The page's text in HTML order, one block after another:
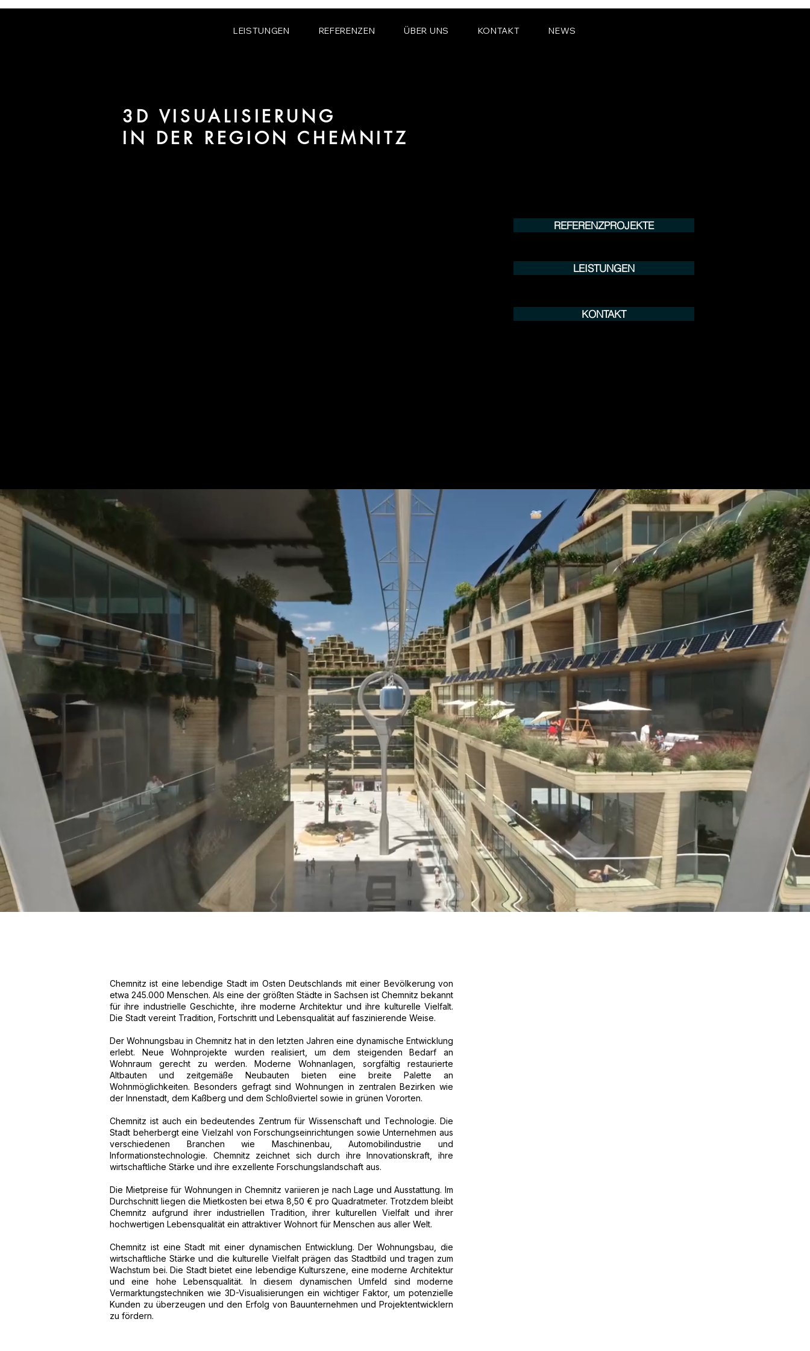
LEISTUNGEN REFERENZEN ÜBER UNS KONTAKT NEWS
3D VISUALISIERUNG
IN DER REGION CHEMNITZ
KONTAKT
LEISTUNGEN
REFERENZPROJEKTE
Chemnitz ist eine lebendige Stadt im Osten Deutschlands mit einer Bevölkerung von
etwa 245.000 Menschen. Als eine der größten Städte in Sachsen ist Chemnitz bekannt
für ihre industrielle Geschichte, ihre moderne Architektur und ihre kulturelle Vielfalt.
Die Stadt vereint Tradition, Fortschritt und Lebensqualität auf faszinierende Weise.
Der Wohnungsbau in Chemnitz hat in den letzten Jahren eine dynamische Entwicklung
erlebt. Neue Wohnprojekte wurden realisiert, um dem steigenden Bedarf an
Wohnraum gerecht zu werden. Moderne Wohnanlagen, sorgfältig restaurierte
Altbauten und zeitgemäße Neubauten bieten eine breite Palette an
Wohnmöglichkeiten. Besonders gefragt sind Wohnungen in zentralen Bezirken wie
der Innenstadt, dem Kaßberg und dem Schloßviertel sowie in grünen Vororten.
Chemnitz ist auch ein bedeutendes Zentrum für Wissenschaft und Technologie. Die
Stadt beherbergt eine Vielzahl von Forschungseinrichtungen sowie Unternehmen aus
verschiedenen Branchen wie Maschinenbau, Automobilindustrie und
Informationstechnologie. Chemnitz zeichnet sich durch ihre Innovationskraft, ihre
wirtschaftliche Stärke und ihre exzellente Forschungslandschaft aus.
Die Mietpreise für Wohnungen in Chemnitz variieren je nach Lage und Ausstattung. Im
Durchschnitt liegen die Mietkosten bei etwa 8,50 € pro Quadratmeter. Trotzdem bleibt
Chemnitz aufgrund ihrer industriellen Tradition, ihrer kulturellen Vielfalt und ihrer
hochwertigen Lebensqualität ein attraktiver Wohnort für Menschen aus aller Welt.
Chemnitz ist eine Stadt mit einer dynamischen Entwicklung. Der Wohnungsbau, die
wirtschaftliche Stärke und die kulturelle Vielfalt prägen das Stadtbild und tragen zum
Wachstum bei. Die Stadt bietet eine lebendige Kulturszene, eine moderne Architektur
und eine hohe Lebensqualität. In diesem dynamischen Umfeld sind moderne
Vermarktungstechniken wie 3D-Visualisierungen ein wichtiger Faktor, um potenzielle
Kunden zu überzeugen und den Erfolg von Bauunternehmen und Projektentwicklern
zu fördern.